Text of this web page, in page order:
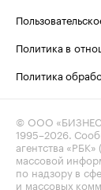
Политика в
Политика
© ООО
1995–2026.
агентства
массовой
по надзору в
и массовых